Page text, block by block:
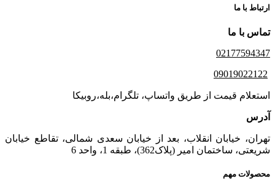
ارتباط با ما
تماس با ما
02177594347
09019022122
استعلام قیمت از طریق واتساپ، تلگرام،بله،روبیکا
آدرس
تهران، خیابان انقلاب، بعد از خیابان سعدی شمالی، تقاطع خیابان
شریعتی، ساختمان امیر (پلاک362)، طبقه 1، واحد 6
محصولات مهم